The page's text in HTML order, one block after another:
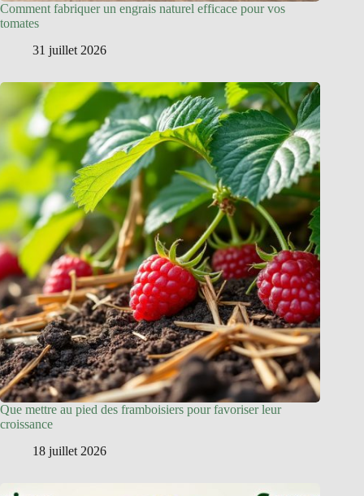
Comment fabriquer un engrais naturel efficace pour vos
tomates
31 juillet 2026
Que mettre au pied des framboisiers pour favoriser leur
croissance
18 juillet 2026